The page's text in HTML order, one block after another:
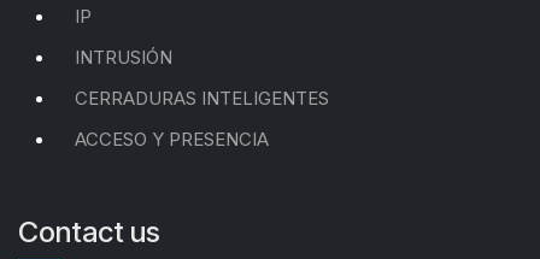
IP
INTRUSIÓN
CERRADURAS INTELIGENTES
ACCESO Y PRESENCIA
Contact us